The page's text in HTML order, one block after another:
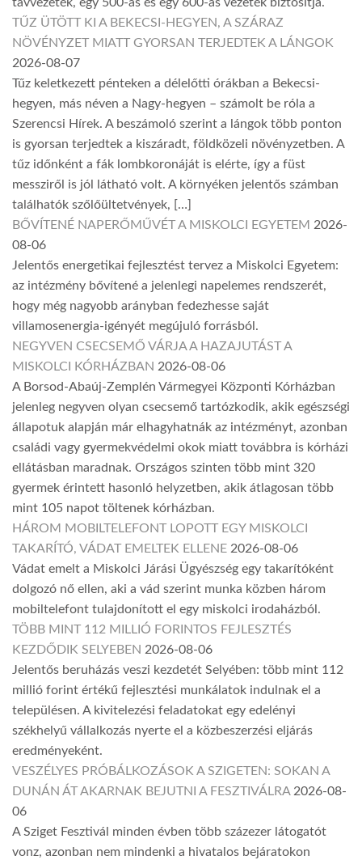
távvezeték, egy 500-as és egy 600-as vezeték biztosítja.
TŰZ ÜTÖTT KI A BEKECSI-HEGYEN, A SZÁRAZ
NÖVÉNYZET MIATT GYORSAN TERJEDTEK A LÁNGOK
2026-08-07
Tűz keletkezett pénteken a délelőtti órákban a Bekecsi-
hegyen, más néven a Nagy-hegyen – számolt be róla a
Szerencsi Hírek. A beszámoló szerint a lángok több ponton
is gyorsan terjedtek a kiszáradt, földközeli növényzetben. A
tűz időnként a fák lombkoronáját is elérte, így a füst
messziről is jól látható volt. A környéken jelentős számban
találhatók szőlőültetvények, […]
BŐVÍTENÉ NAPERŐMŰVÉT A MISKOLCI EGYETEM 2026-
08-06
Jelentős energetikai fejlesztést tervez a Miskolci Egyetem:
az intézmény bővítené a jelenlegi napelemes rendszerét,
hogy még nagyobb arányban fedezhesse saját
villamosenergia-igényét megújuló forrásból.
NEGYVEN CSECSEMŐ VÁRJA A HAZAJUTÁST A
MISKOLCI KÓRHÁZBAN 2026-08-06
A Borsod-Abaúj-Zemplén Vármegyei Központi Kórházban
jelenleg negyven olyan csecsemő tartózkodik, akik egészségi
állapotuk alapján már elhagyhatnák az intézményt, azonban
családi vagy gyermekvédelmi okok miatt továbbra is kórházi
ellátásban maradnak. Országos szinten több mint 320
gyermek érintett hasonló helyzetben, akik átlagosan több
mint 105 napot töltenek kórházban.
HÁROM MOBILTELEFONT LOPOTT EGY MISKOLCI
TAKARÍTÓ, VÁDAT EMELTEK ELLENE 2026-08-06
Vádat emelt a Miskolci Járási Ügyészség egy takarítóként
dolgozó nő ellen, aki a vád szerint munka közben három
mobiltelefont tulajdonított el egy miskolci irodaházból.
TÖBB MINT 112 MILLIÓ FORINTOS FEJLESZTÉS
KEZDŐDIK SELYEBEN 2026-08-06
Jelentős beruházás veszi kezdetét Selyében: több mint 112
millió forint értékű fejlesztési munkálatok indulnak el a
településen. A kivitelezési feladatokat egy edelényi
székhelyű vállalkozás nyerte el a közbeszerzési eljárás
eredményeként.
VESZÉLYES PRÓBÁLKOZÁSOK A SZIGETEN: SOKAN A
DUNÁN ÁT AKARNAK BEJUTNI A FESZTIVÁLRA 2026-08-
06
A Sziget Fesztivál minden évben több százezer látogatót
vonz, azonban nem mindenki a hivatalos bejáratokon